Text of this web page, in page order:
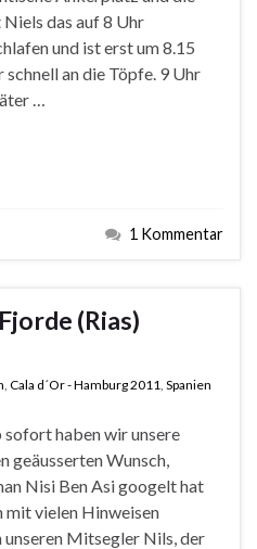
das auf 8 Uhr
und ist erst um 8.15
an die Töpfe. 9 Uhr
…
1 Kommentar
(Rias)
Cala d´Or - Hamburg 2011 Spanien
sofort haben wir unsere
geäusserten Wunsch,
Nisi Ben Asi googelt hat
mit vielen Hinweisen
unseren Mitsegler Nils, der